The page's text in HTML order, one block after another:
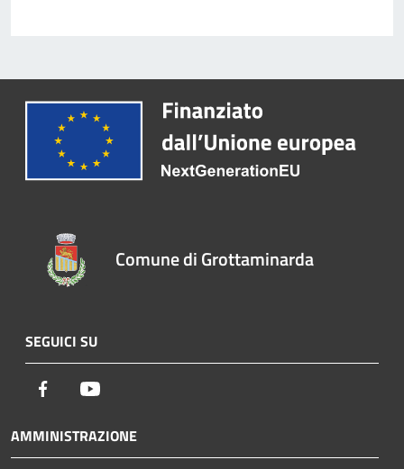
Comune di Grottaminarda
SEGUICI SU
Facebook
AMMINISTRAZIONE